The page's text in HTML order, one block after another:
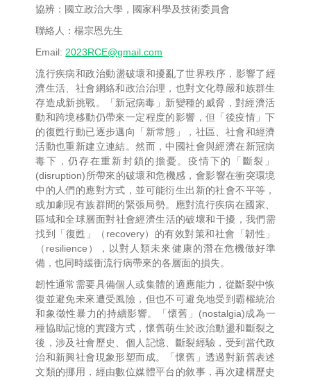
協辨：國立政治大學，國家科學及技術委員會
聯絡人：楊宗恩先生
Email: 2023RCE@gmail.com
流行疾病和政治動盪破壞和擾亂了世界秩序，影響了經
濟生活、 社會網絡和政治治理，也對文化尊嚴和族群生
存造成新挑戰。「 新冠病毒」新變種的威脅， 對經濟活
動和跨境移動仍帶來一定程度的影響，但「後疫情」下
的復甦行動已逐步邁向「新常態」，社區、 社會和經濟
活動也重新建立連結。然而，中國社會與經濟在新冠病
毒下，仍存在重新封鎖的擔憂。疫情下的「 斷裂」
(disruption)所帶來的破壞和危機感， 會影響在衝突環境
中的人們的應對方式， 並可能衍生出新的社會不平等，
或加劇現有族群間的緊張局勢。
應對流行疾病在國家、
區域和全球層面對社會經濟生活的破壞和干擾，我們需
找到「復甦」
（recovery）的有效對策和社會「韌性」
（ resilience），以對人類未來健康的潛在危機做好準
備，也同時緩衝流行病帶來的各層面的損失。
韌性通常需要具備個人或集體的適應能力， 從斷裂中恢
復並避免未來遭受風險， 但也不可避免地受到霸權統治
和象徵性暴力的持續影響。「懷舊」(nostalgia)成為一
種協助記憶的實踐方式，懷舊萌生於政治動盪和斷裂之
後，涉及社會歷史、個人記憶、 斷裂經驗，受到當代政
治和新興社會現象形塑而成。「懷舊」 透過對新舊表述
文類的挪用，經由數位媒體平台的敘事，再次建構歷史